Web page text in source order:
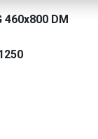
460x800 DM